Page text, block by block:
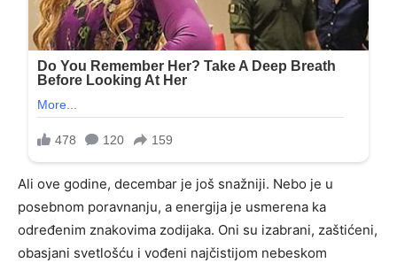
Ali ove godine, decembar je još snažniji. Nebo je u
posebnom poravnanju, a energija je usmerena ka
određenim znakovima zodijaka. Oni su izabrani, zaštićeni,
obasjani svetlošću i vođeni najčistijom nebeskom